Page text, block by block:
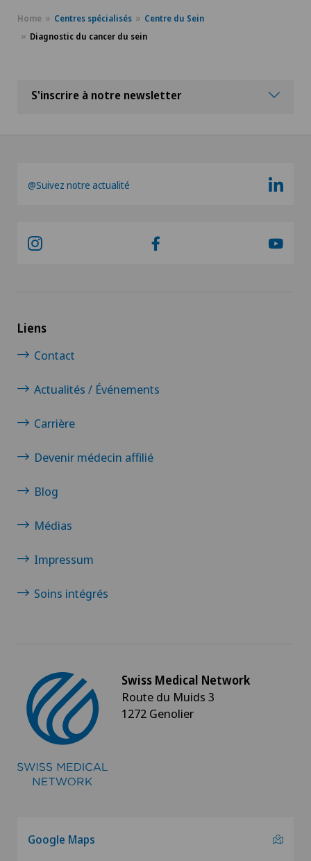
Home Centres spécialisés
Centre du Sein
Diagnostic du cancer du sein
S'inscrire à notre newsletter
@Suivez notre actualité
Liens
Contact
Actualités / Événements
Carrière
Devenir médecin affilié
Blog
Médias
Impressum
Soins intégrés
Swiss Medical Network
Route du Muids 3
1272 Genolier
Google Maps